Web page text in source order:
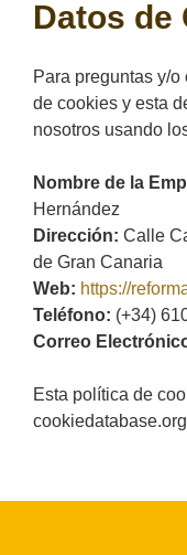
Datos de
Para preguntas y/
de cookies y esta
nosotros usando
Nombre de la
Hernández
Dirección: Calle
de Gran Canaria
Web: https://
Teléfono: (+34)
Correo
Esta política de